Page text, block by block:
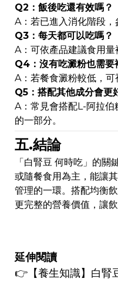
Q2：飯後吃還有效嗎？
A：若已進入消化階段，
Q3：每天都可以吃嗎？
A：可依產品建議食用量
Q4：沒有吃澱粉也需要
A：若餐食澱粉較低，可
Q5：搭配其他成分會更
A：常見會搭配L-阿拉伯
的一部分。
五.結論
「白腎豆 何時吃」的
或隨餐食用為主，能讓
管理的一環。搭配均衡
更完整的營養價值，讓
延伸閱讀
👉 【養生知識】 白腎